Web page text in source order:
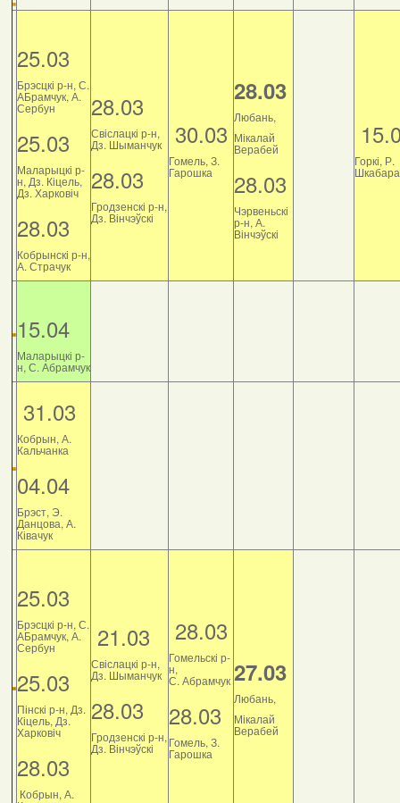
25.03
Брэсцкі р-н, С.
АБрамчук, А.
Сербун
25.03
Маларыцкі р-
н, Дз. Кіцель,
Дз. Харковіч
28.03
Кобрынскі р-н,
А. Страчук
28.03
Свіслацкі р-н,
Дз. Шыманчук
28.03
Гродзенскі р-н,
Дз. Вінчэўскі
30.03
Гомель, З.
Гарошка
28.03
Любань,
Мікалай
Верабей
28.03
Чэрвеньскі
р-н, А.
Вінчэўскі
Горкі, Р.
Шкабара
15.04
Маларыцкі р-
н, С. Абрамчук
31.03
Кобрын, А.
Кальчанка
04.04
Брэст, Э.
Данцова, А.
Ківачук
25.03
Брэсцкі р-н, С.
АБрамчук, А.
Сербун
25.03
Пінскі р-н, Дз.
Кіцель, Дз.
Харковіч
28.03
Кобрын, А.
21.03
Свіслацкі р-н,
Дз. Шыманчук
28.03
Гродзенскі р-н,
Дз. Вінчэўскі
28.03
Гомельскі р-
н,
С. Абрамчук
28.03
Гомель, З.
Гарошка
27.03
Любань,
Мікалай
Верабей